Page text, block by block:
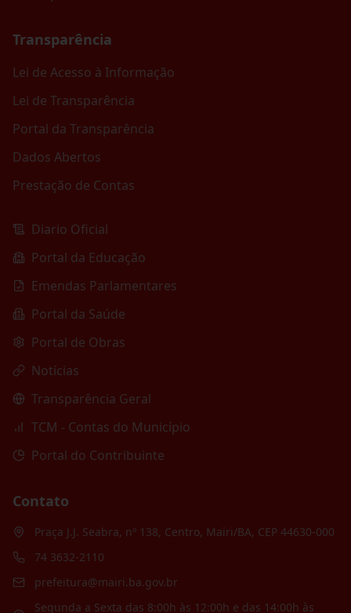
Transparência
Lei de Acesso à Informação
Lei de Transparência
Portal da Transparência
Dados Abertos
Prestação de Contas
Diario Oficial
Portal da Educação
Emendas Parlamentares
Portal da Saúde
Portal de Obras
Notícias
Transparência Geral
TCM - Contas do Município
Portal do Contribuinte
Contato
Praça J.J. Seabra, nº 138, Centro, Mairi/BA, CEP 44630-000
74 3632-2110
prefeitura@mairi.ba.gov.br
Segunda a Sexta das 8:00h às 12:00h e das 14:00h às